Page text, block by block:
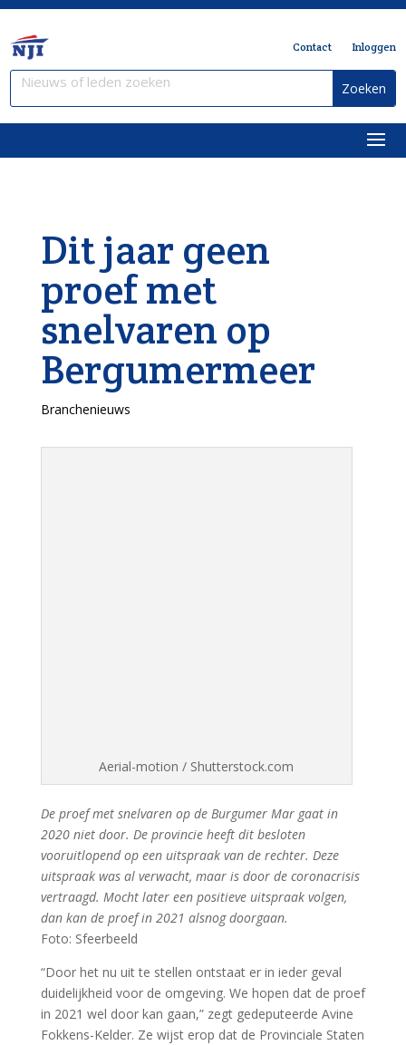
Contact Inloggen
Dit jaar geen
proef met
snelvaren op
Bergumermeer
Branchenieuws
Aerial-motion / Shutterstock.com
De proef met snelvaren op de Burgumer Mar gaat in
2020 niet door. De provincie heeft dit besloten
vooruitlopend op een uitspraak van de rechter. Deze
uitspraak was al verwacht, maar is door de coronacrisis
vertraagd. Mocht later een positieve uitspraak volgen,
dan kan de proef in 2021 alsnog doorgaan.
Foto: Sfeerbeeld
“Door het nu uit te stellen ontstaat er in ieder geval
duidelijkheid voor de omgeving. We hopen dat de proef
in 2021 wel door kan gaan,” zegt gedeputeerde Avine
Fokkens-Kelder. Ze wijst erop dat de Provinciale Staten